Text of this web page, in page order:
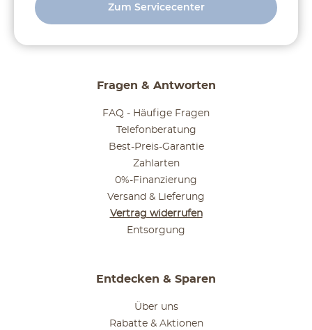
Fragen & Antworten
FAQ - Häufige Fragen
Telefonberatung
Best-Preis-Garantie
Zahlarten
0%-Finanzierung
Versand & Lieferung
Vertrag widerrufen
Entsorgung
Entdecken & Sparen
Über uns
Rabatte & Aktionen
Zum Servicecenter